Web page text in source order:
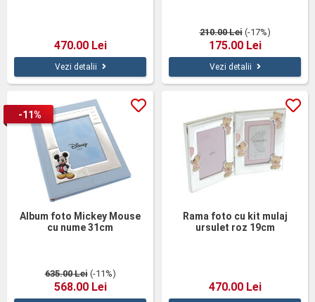
470.00 Lei
Vezi detalii
210.00 Lei(-17%)
175.00 Lei
Vezi detalii
Album foto Mickey Mouse
cu nume 31cm
635.00 Lei(-11%)
568.00 Lei
-11%
Rama foto cu kit mulaj
ursulet roz 19cm
470.00 Lei